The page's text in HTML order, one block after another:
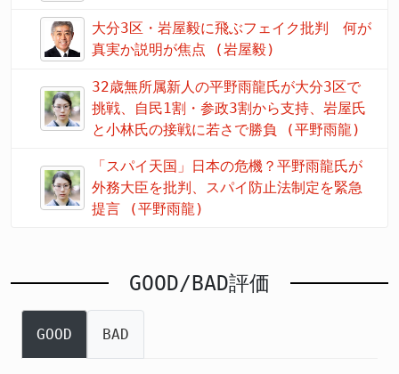
大分3区・岩屋毅に飛ぶフェイク批判 何が
真実か説明が焦点 (岩屋毅)
32歳無所属新人の平野雨龍氏が大分3区で
挑戦、自民1割・参政3割から支持、岩屋氏
と小林氏の接戦に若さで勝負 (平野雨龍)
「スパイ天国」日本の危機？平野雨龍氏が
外務大臣を批判、スパイ防止法制定を緊急
提言 (平野雨龍)
GOOD/BAD評価
GOOD BAD